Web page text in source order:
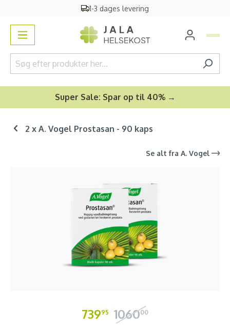
1-3 dages levering
Super Sale: Spar op til 40% →
2 x A. Vogel Prostasan - 90 kaps
Se alt fra A. Vogel
73995 106000